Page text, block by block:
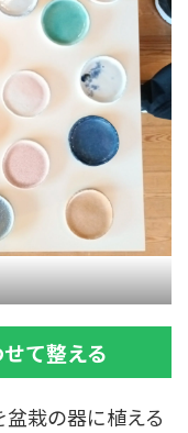
て整える
栽の器に植える